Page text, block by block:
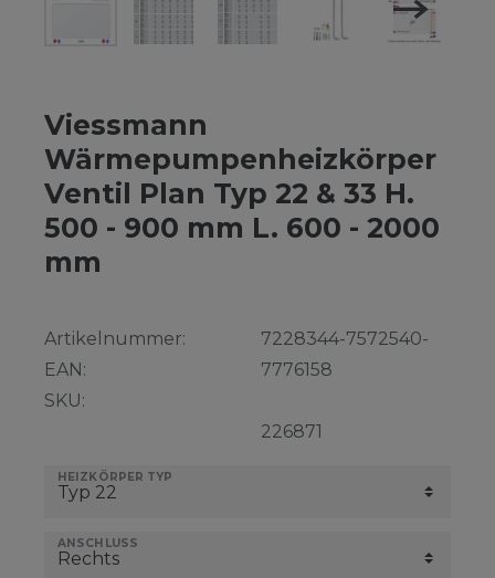
Viessmann
Wärmepumpenheizkörper
Ventil Plan Typ 22 & 33 H.
500 - 900 mm L. 600 - 2000
mm
Artikelnummer:
EAN:
SKU:
7228344-7572540-
7776158
226871
HEIZKÖRPER TYP
ANSCHLUSS